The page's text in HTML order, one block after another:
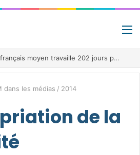
Pourquoi un salarié français moyen travaille 202 jours par an pour financer impôts et cotisations, un record dans toute l’Union européenne
dans les médias / 2014
de la